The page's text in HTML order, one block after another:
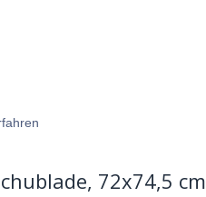
72x74,5 cm